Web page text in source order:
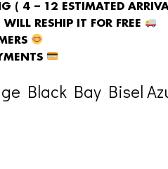
( 4 – 12 ESTIMATED
RESHIP IT FOR FREE
Black Bay Bisel